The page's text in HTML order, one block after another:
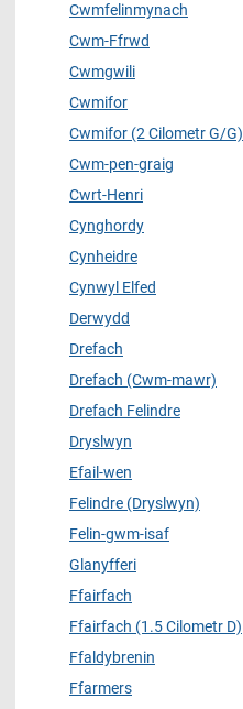
Cwmfelinmynach
Cwm-Ffrwd
Cwmgwili
Cwmifor
Cwmifor (2 Cilometr G/G)
Cwm-pen-graig
Cwrt-Henri
Cynghordy
Cynheidre
Cynwyl Elfed
Derwydd
Drefach
Drefach (Cwm-mawr)
Drefach Felindre
Dryslwyn
Efail-wen
Felindre (Dryslwyn)
Felin-gwm-isaf
Glanyfferi
Ffairfach
Ffairfach (1.5 Cilometr D)
Ffaldybrenin
Ffarmers